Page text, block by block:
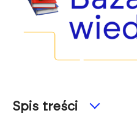
Spis treści